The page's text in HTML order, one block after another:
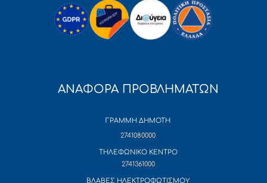
ΑΝΑΦΟΡΑ ΠΡΟΒΛΗΜΑΤΩΝ
ΓΡΑΜΜΗ ΔΗΜΟΤΗ
2741080000
ΤΗΛΕΦΩΝΙΚΟ ΚΕΝΤΡΟ
2741361000
ΒΛΑΒΕΣ ΗΛΕΚΤΡΟΦΩΤΙΣΜΟΥ